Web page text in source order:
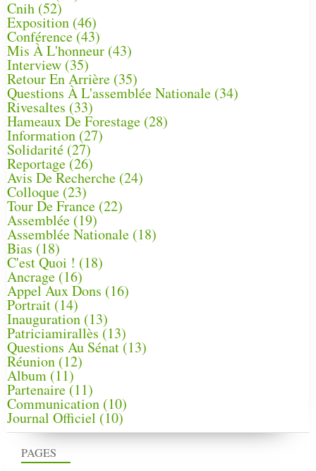
PAGES
Cnih (52)
Exposition (46)
Conférence(43)
Mis À L'honneur (43)
Interview (35)
Retour En Arrière (35)
Questions À L'assemblée Nationale (34)
Rivesaltes (33)
Hameaux De Forestage (28)
Information (27)
Solidarité (27)
Reportage(26)
Avis De Recherche (24)
Colloque (23)
Tour De France (22)
Assemblée (19)
Assemblée Nationale (18)
Bias (18)
C'est Quoi ! (18)
Ancrage (16)
Appel Aux Dons (16)
Portrait (14)
Inauguration (13)
Patriciamirallès (13)
Questions Au Sénat(13)
Réunion (12)
Album (11)
Partenaire(11)
Communication (10)
Journal Officiel (10)